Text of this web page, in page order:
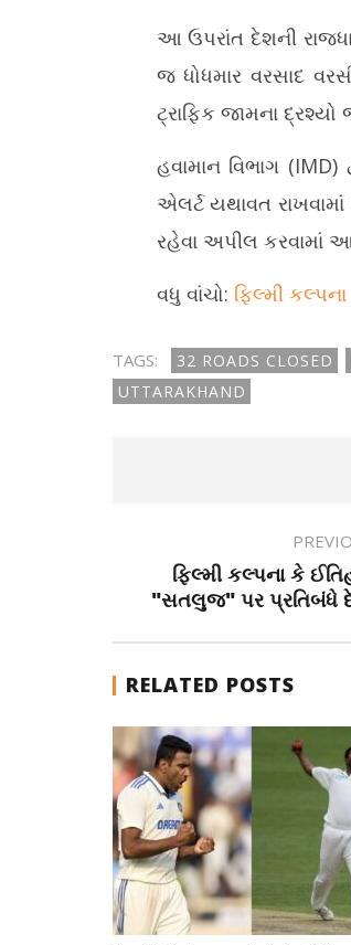
આ ઉપરાંત દેશની
જ ધોધમાર વરસાદ
ટ્રાફિક જામના દ્રશ્યો
હવામાન વિભાગ
એલર્ટ યથાવત
રહેવા અપીલ કરવામાં
વધુ વાંચો: ફિલ્મી
TAGS: 32 ROADS CLOSED
UTTARAKHAND
ફિલ્મી કલ્પના કે
"સતલુજ" પર પ્રતિબંધે
RELATED POSTS